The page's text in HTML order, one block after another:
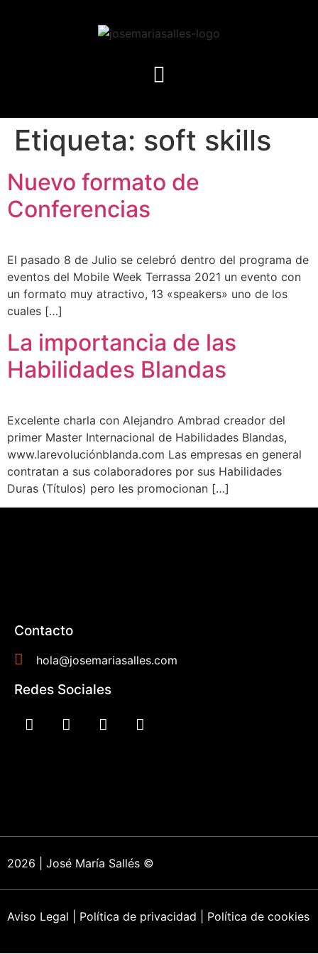
Etiqueta: soft skills
Nuevo formato de
Conferencias
El pasado 8 de Julio se celebró dentro del programa de
eventos del Mobile Week Terrassa 2021 un evento con
un formato muy atractivo, 13 «speakers» uno de los
cuales […]
La importancia de las
Habilidades Blandas
Excelente charla con Alejandro Ambrad creador del
primer Master Internacional de Habilidades Blandas,
www.larevoluciónblanda.com Las empresas en general
contratan a sus colaboradores por sus Habilidades
Duras (Títulos) pero les promocionan […]
Contacto
hola@josemariasalles.com
Redes Sociales
2026 | José María Sallés ©
Aviso Legal Política de privacidad Política de cookies